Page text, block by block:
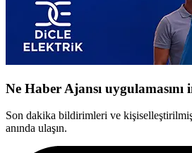
Ne Haber Ajansı uygulamasını
Son dakika bildirimleri ve kişiselleştirilmiş
anında ulaşın.